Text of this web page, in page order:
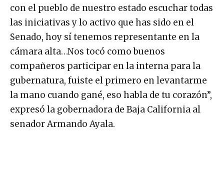
con el pueblo de nuestro estado escuchar todas
las iniciativas y lo activo que has sido en el
Senado, hoy sí tenemos representante en la
cámara alta…Nos tocó como buenos
compañeros participar en la interna para la
gubernatura, fuiste el primero en levantarme
la mano cuando gané, eso habla de tu corazón”,
expresó la gobernadora de Baja California al
senador Armando Ayala.